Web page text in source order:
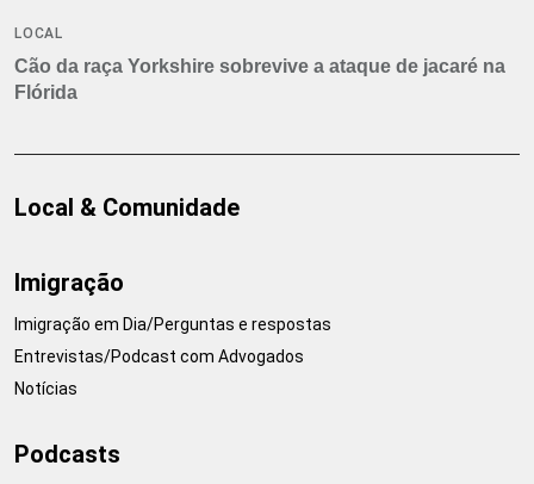
LOCAL
Cão da raça Yorkshire sobrevive a ataque de jacaré na
Flórida
Local & Comunidade
Imigração
Imigração em Dia/Perguntas e respostas
Entrevistas/Podcast com Advogados
Notícias
Podcasts